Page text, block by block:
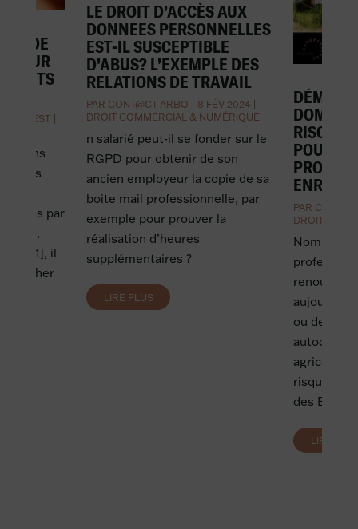
DE
POUR
PRIEST
par
[1], il
pencher
LE DROIT D’ACCÈS AUX
DONNEES PERSONNELLES
EST-IL SUSCEPTIBLE
D’ABUS? L’EXEMPLE DES
RELATIONS DE TRAVAIL
PAR CONT@CT-ARBO 8 FÉV 2024
DROIT COMMERCIAL & NUMÉRIQUE
n salarié peut-il se fonder sur le
RGPD pour obtenir de son
ancien employeur la copie de sa
boite mail professionnelle, par
exemple pour prouver la
réalisation d’heures
supplémentaires ?
LIRE PLUS
POUR
ENR ?
PAR
DROIT
Nombreux
ou des
agricoles,
risques
des EnR?
LIRE